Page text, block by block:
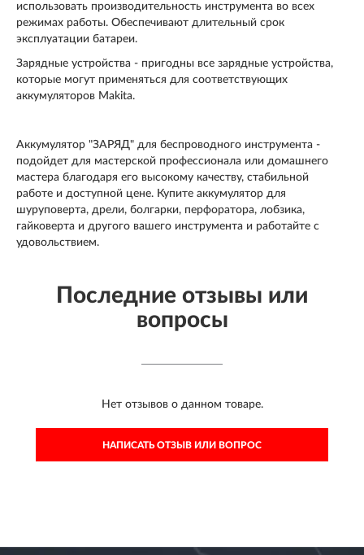
использовать производительность инструмента во всех
режимах работы. Обеспечивают длительный срок
эксплуатации батареи.
Зарядные устройства - пригодны все зарядные устройства,
которые могут применяться для соответствующих
аккумуляторов Makitа.
Аккумулятор "ЗАРЯД" для беспроводного инструмента -
подойдет для мастерской профессионала или домашнего
мастера благодаря его высокому качеству, стабильной
работе и доступной цене. Купите аккумулятор для
шуруповерта, дрели, болгарки, перфоратора, лобзика,
гайковерта и другого вашего инструмента и работайте с
удовольствием.
Последние отзывы или
вопросы
Нет отзывов о данном товаре.
НАПИСАТЬ ОТЗЫВ ИЛИ ВОПРОС